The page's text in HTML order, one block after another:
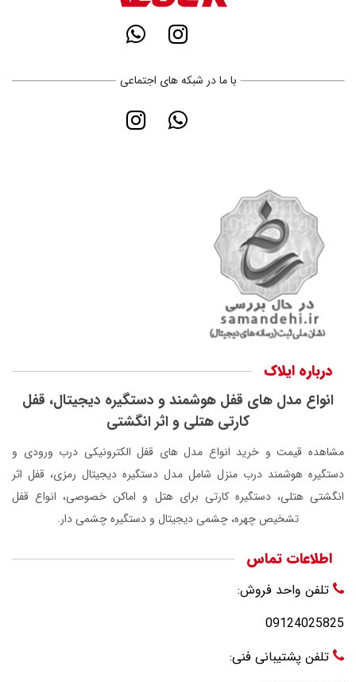
با ما در شبکه های اجتماعی
درباره ایلاک
انواع مدل های قفل هوشمند و دستگیره دیجیتال، قفل
کارتی هتلی و اثر انگشتی
مشاهده قیمت و خرید انواع مدل های قفل الکترونیکی درب ورودی و
دستگیره هوشمند درب منزل شامل مدل دستگیره دیجیتال رمزی، قفل اثر
انگشتی هتلی، دستگیره کارتی برای هتل و اماکن خصوصی، انواع قفل
تشخیص چهره، چشمی دیجیتال و دستگیره چشمی دار.
اطلاعات تماس
تلفن واحد فروش:
09124025825
تلفن پشتیبانی فنی: